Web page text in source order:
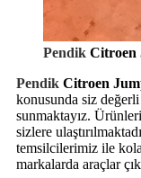
Pendik Citroen
Pendik Citroen
konusunda siz
sunmaktayız.
sizlere
temsilcilerimiz ile
markalarda araçlar